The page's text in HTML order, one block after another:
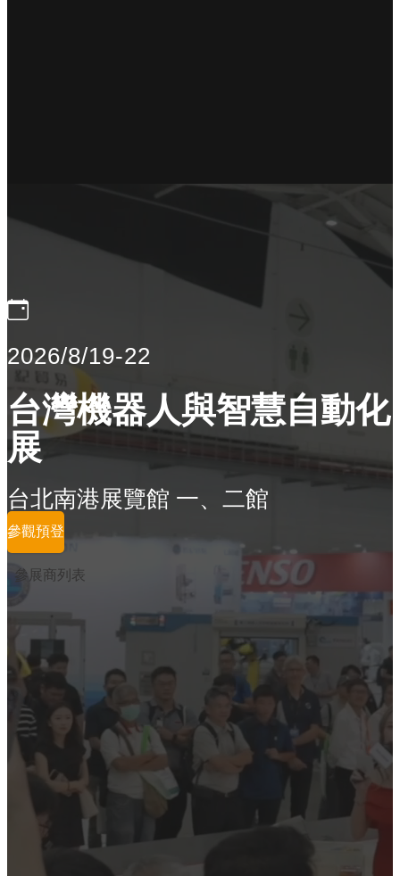
2026/8/19-22
台灣機器人與智慧自動化
展
台北南港展覽館 一、二館
參觀預登
參展商列表